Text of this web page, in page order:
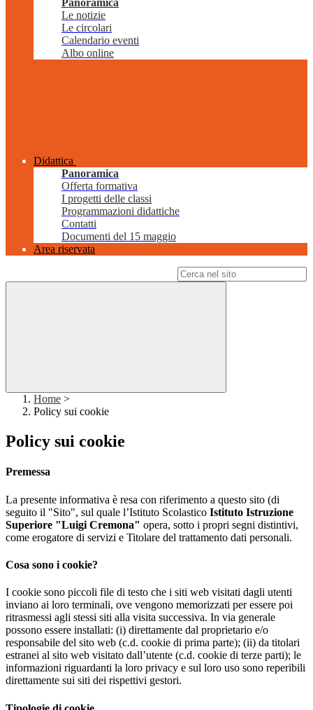
Panoramica
Le notizie
Le circolari
Calendario eventi
Albo online
Didattica
Panoramica
Offerta formativa
I progetti delle classi
Programmazioni didattiche
Contatti
Documenti del 15 maggio
Area riservata
Home >
Policy sui cookie
Policy sui cookie
Premessa
La presente informativa è resa con riferimento a questo sito (di
seguito il "Sito", sul quale l’Istituto Scolastico Istituto Istruzione
Superiore "Luigi Cremona" opera, sotto i propri segni distintivi,
come erogatore di servizi e Titolare del trattamento dati personali.
Cosa sono i cookie?
I cookie sono piccoli file di testo che i siti web visitati dagli utenti
inviano ai loro terminali, ove vengono memorizzati per essere poi
ritrasmessi agli stessi siti alla visita successiva. In via generale
possono essere installati: (i) direttamente dal proprietario e/o
responsabile del sito web (c.d. cookie di prima parte); (ii) da titolari
estranei al sito web visitato dall’utente (c.d. cookie di terze parti); le
informazioni riguardanti la loro privacy e sul loro uso sono reperibili
direttamente sui siti dei rispettivi gestori.